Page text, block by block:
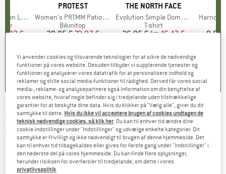
Socks
pris
€
252)
MÆRKE
PROTEST
Artikel
Women's PRTMM Patio Triangle
Produktgruppe
Bikinitop
Pris
39,95 €Nedsat pris
23,97 €
4,9(23)
MÆRKE
THE NORTH FACE
Artikel
Evolution Simple Dome Short Sleeve
Produktgruppe
T-shirt
Pris
26,95 € Nedsat pris
fra16,17 €
4,8(8)
Artikel
9,95
SHIMANO -Explorer Gloves - Handsker
(0)
Vi anvender cookies og tilsvarende teknologier for at sikre de nødvendige
funktioner på vores website. Desuden tilbyder vi supplerende tjenester og
funktioner og analyserer vores datatrafik for at personalisere indhold og
reklamer og stille social media-funktioner til rådighed. Derved får vores social
media-, reklame- og analysepartnere også information om din benyttelse af
vores website, hvoraf nogle befinder sig i tredjelande uden tilstrækkelige
garantier for at beskytte dine data. Hvis du klikker på "Vælg alle", giver du dit
samtykke til dette. Hvis du ikke vil acceptere brugen af cookies undtagen de
teknisk nødvendige cookies, så klik her. Du kan til enhver tid ændre dine
cookie-indstillinger under "Indstillinger" og udvælge enkelte kategorier. Dit
samtykke er frivilligt og ikke nødvendigt til brugen af denne hjemmeside. Det
kan til enhver tid tilbagekaldes eller gives for første gang under "Indstillinger" i
den nederste del på vores hjemmeside. Du kan finde flere oplysninger,
herunder risikoen for overførsler til tredjelande, om dette i vores
privatlivspolitik.